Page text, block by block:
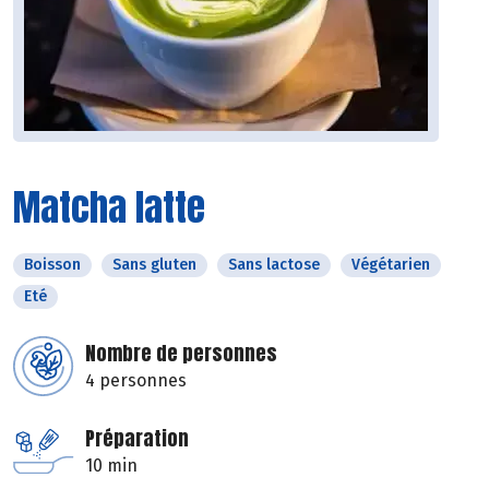
Matcha latte
Boisson Sans gluten Sans lactose
Végétarien
Eté
Nombre de personnes
4 personnes
Préparation
10 min